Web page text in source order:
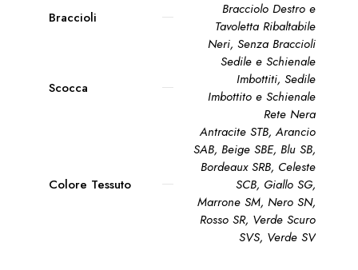
Braccioli
Bracciolo Destro e
Tavoletta Ribaltabile
Neri, Senza Braccioli
Scocca
Sedile e Schienale
Imbottiti, Sedile
Imbottito e Schienale
Rete Nera
Colore Tessuto
Antracite STB,Arancio
SAB, Beige SBE, Blu SB,
Bordeaux SRB, Celeste
SCB, Giallo SG,
Marrone SM, Nero SN,
Rosso SR, Verde Scuro
SVS, Verde SV